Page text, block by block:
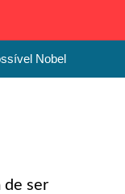
Nobel
de ser